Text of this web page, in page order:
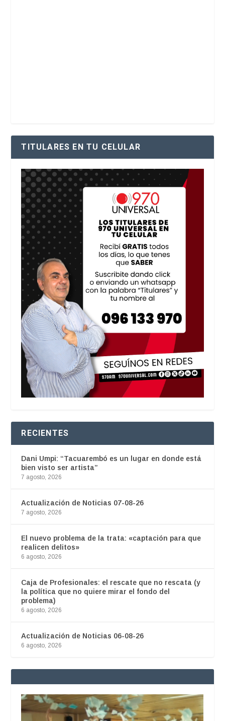
TITULARES EN TU CELULAR
RECIENTES
Dani Umpi: “Tacuarembó es un lugar en donde está
bien visto ser artista”
7 agosto, 2026
Actualización de Noticias 07-08-26
7 agosto, 2026
El nuevo problema de la trata: «captación para que
realicen delitos»
6 agosto, 2026
Caja de Profesionales: el rescate que no rescata (y
la política que no quiere mirar el fondo del
problema)
6 agosto, 2026
Actualización de Noticias 06-08-26
6 agosto, 2026